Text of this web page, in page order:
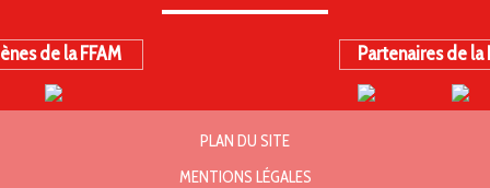
de la FFAM Partenaires de la
PLAN DU SITE
MENTIONS LÉGALES